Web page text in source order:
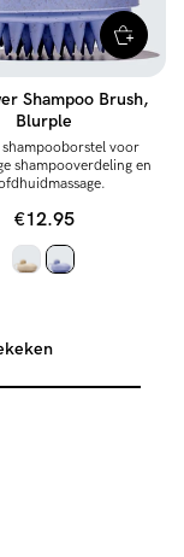
Shampoo Brush,
Blurple
voor
shampooverdeling en
€12.95